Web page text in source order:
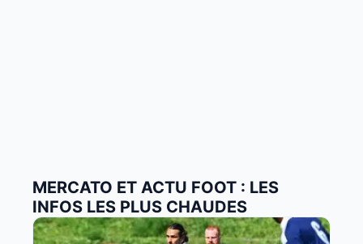
MERCATO ET ACTU FOOT : LES
INFOS LES PLUS CHAUDES